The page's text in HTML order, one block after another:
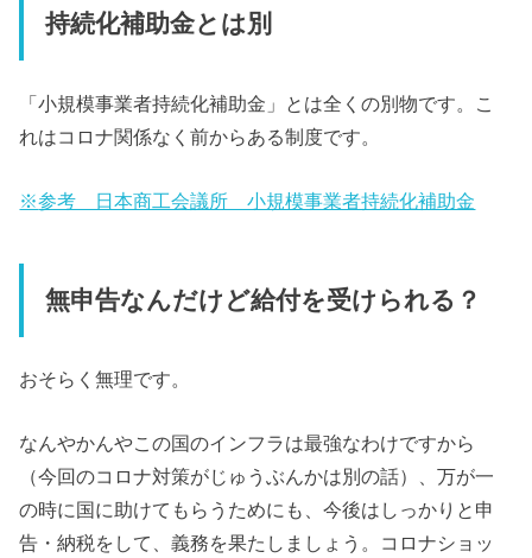
持続化補助金とは別
「小規模事業者持続化補助金」とは全くの別物です。こ
れはコロナ関係なく前からある制度です。
※参考 日本商工会議所 小規模事業者持続化補助金
無申告なんだけど給付を受けられる？
おそらく無理です。
なんやかんやこの国のインフラは最強なわけですから
（今回のコロナ対策がじゅうぶんかは別の話）、万が一
の時に国に助けてもらうためにも、今後はしっかりと申
告・納税をして、義務を果たしましょう。コロナショッ